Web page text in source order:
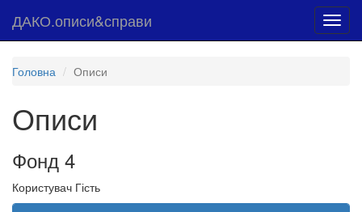
ДАКО.описи&справи
Головна Описи
Описи
Фонд 4
Користувач Гість